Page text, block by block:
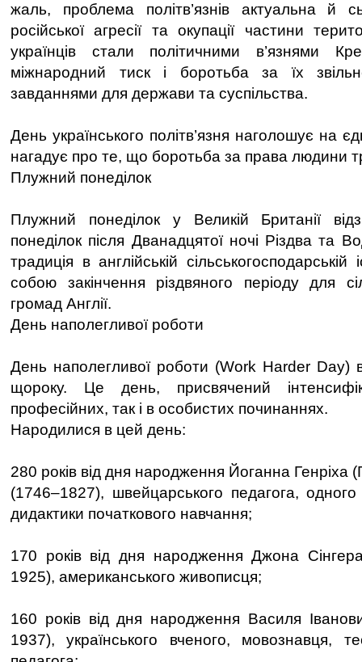
жаль, проблема політв’язнів актуальна й
російської агресії та окупації частини
українців стали політичними в’язнями
міжнародний тиск і боротьба за їх
завданнями для держави та суспільства.
День українського політв’язня наголошує на
нагадує про те, що боротьба за права людини
Плужний понеділок
Плужний понеділок у Великій Британії
понеділок після Дванадцятої ночі Різдва та
традиція в англійській
собою закінчення різдвяного періоду для
громад Англії.
День наполегливої роботи
День наполегливої роботи (Work Harder Day)
щороку. Це день, присвячений
професійних, так і в особистих починаннях.
Народилися в цей день:
280 років від дня народження Йоганна Генріха
(1746–1827), швейцарського педагога,
дидактики початкового навчання;
170 років від дня народження Джона
1925), американського живописця;
160 років від дня народження Василя
1937), українського вченого, мовознавця,